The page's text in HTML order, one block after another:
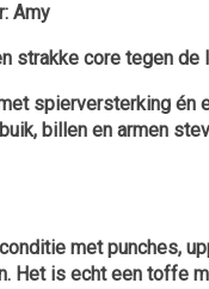
Amy
strakke core tegen de
spierversterking én
billen en armen
met punches,
Het is echt een toffe